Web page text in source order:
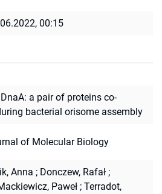
00:15
a pair of proteins co-
bacterial orisome assembly
of Molecular Biology
Anna ; Donczew, Rafał ;
Paweł ; Terradot,